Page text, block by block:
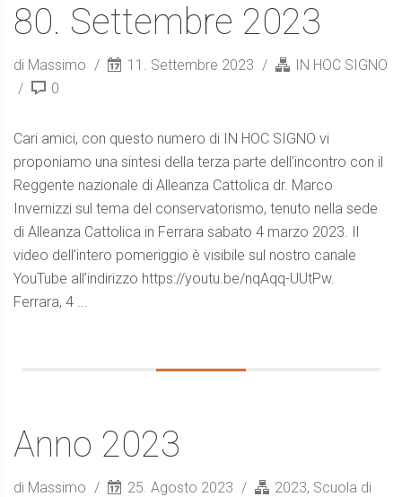
80. Settembre 2023
di Massimo 11. Settembre 2023
IN HOC SIGNO
0
Cari amici, con questo numero di IN HOC SIGNO vi
proponiamo una sintesi della terza parte dell’incontro con il
Reggente nazionale di Alleanza Cattolica dr. Marco
Invernizzi sul tema del conservatorismo, tenuto nella sede
di Alleanza Cattolica in Ferrara sabato 4 marzo 2023. Il
video dell’intero pomeriggio è visibile sul nostro canale
YouTube all’indirizzo https://youtu.be/nqAqq-UUtPw.
Ferrara, 4 ...
Anno 2023
di Massimo 25. Agosto 2023 2023, Scuola di